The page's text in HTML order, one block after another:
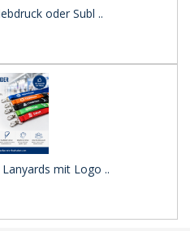
oder Subl ..
mit Logo ..